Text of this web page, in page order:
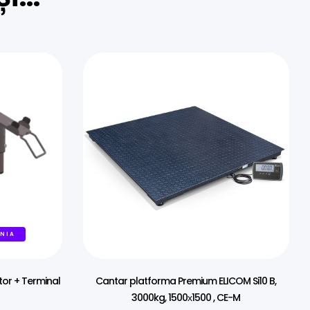
+ Terminal
Cantar platforma Premium ELICOM Si10 B,
3000kg, 1500х1500 , CE-M